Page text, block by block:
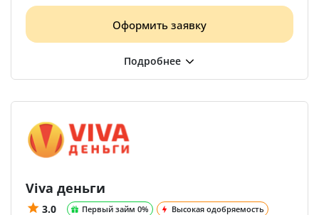
Оформить заявку
Viva деньги
3.0 Первый займ 0% Высокая одобряемость